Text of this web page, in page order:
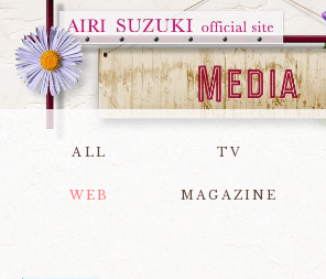
ALL TV
WEB MAGAZINE